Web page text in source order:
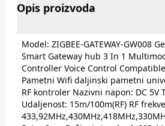
Opis proizvoda
Model: ZIGBEE-GATEWAY-GW008
Smart Gateway hub 3 In 1
Controller Voice Control
Pametni Wifi daljinski pametni
RF kontroler Nazivni napon: DC 5V
Udaljenost: 15m/100m(RF) RF